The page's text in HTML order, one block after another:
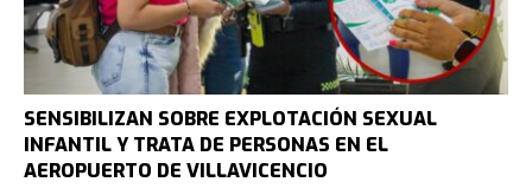
SENSIBILIZAN SOBRE EXPLOTACIÓN SEXUAL
INFANTIL Y TRATA DE PERSONAS EN EL
AEROPUERTO DE VILLAVICENCIO